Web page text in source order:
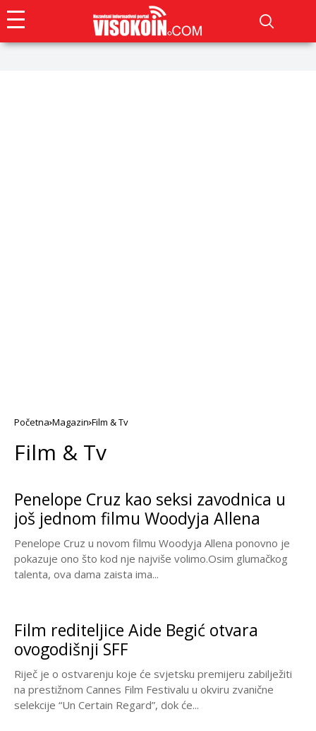
Početna Magazin Film & Tv
Film & Tv
Penelope Cruz kao seksi zavodnica u
još jednom filmu Woodyja Allena
Penelope Cruz u novom filmu Woodyja Allena ponovno je
pokazuje ono što kod nje najviše volimo.Osim glumačkog
talenta, ova dama zaista ima...
Film rediteljice Aide Begić otvara
ovogodišnji SFF
Riječ je o ostvarenju koje će svjetsku premijeru zabilježiti
na prestižnom Cannes Film Festivalu u okviru zvanične
selekcije “Un Certain Regard”, dok će...